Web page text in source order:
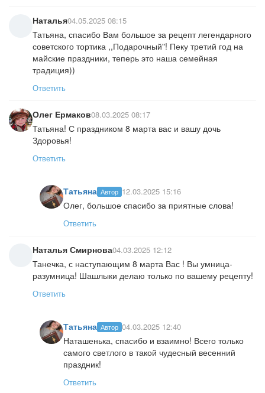
Наталья04.05.2025 08:15
Татьяна, спасибо Вам большое за рецепт легендарного
советского тортика ,,Подарочный"! Пеку третий год на
майские праздники, теперь это наша семейная
традиция))
Ответить
Олег Ермаков08.03.2025 08:17
Татьяна! С праздником 8 марта вас и вашу дочь
Здоровья!
Ответить
Татьяна Автор 12.03.2025 15:16
Олег, большое спасибо за приятные слова!
Ответить
Наталья Смирнова04.03.2025 12:12
Танечка, с наступающим 8 марта Вас ! Вы умница-
разумница! Шашлыки делаю только по вашему рецепту!
Ответить
Татьяна Автор 04.03.2025 12:40
Наташенька, спасибо и взаимно! Всего только
самого светлого в такой чудесный весенний
праздник!
Ответить